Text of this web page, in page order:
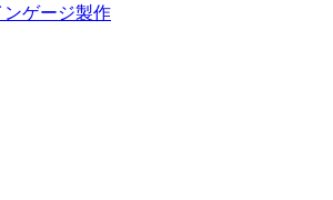
ンゲージ製作